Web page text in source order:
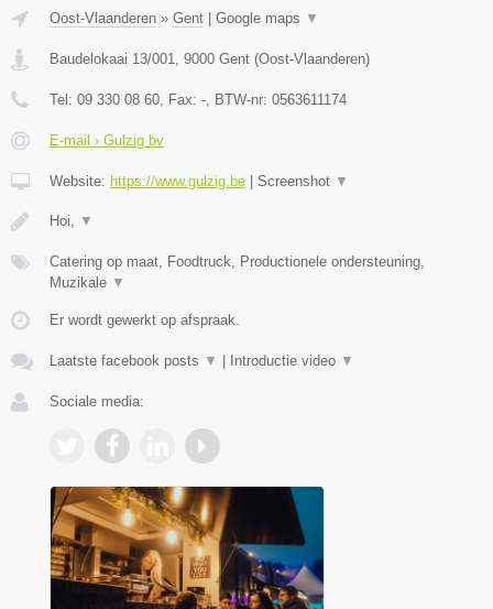
Oost-Vlaanderen » Gent Google maps ▼
Baudelokaai 13/001 9000 Gent (Oost-Vlaanderen)
Tel: 09 330 08 60 , Fax: - , BTW-nr: 0563611174
E-mail › Gulzig bv
Website: https://www.gulzig.be Screenshot ▼
Hoi, ▼
Catering op maat, Foodtruck, Productionele ondersteuning,
Muzikale ▼
Er wordt gewerkt op afspraak.
Laatste facebook posts ▼ Introductie video ▼
Sociale media: